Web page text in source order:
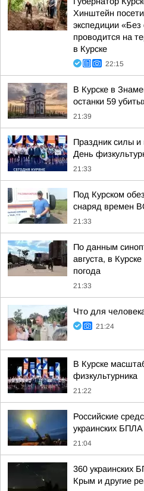
Хинштейн
экспедиции «Без
проводится на
в Курске
22:15
В Курске в
останки 59
21:39
Праздник силы и
День
21:33
Под Курском
снаряд времен
21:33
По данным
августа, в
погода
21:33
Что для
21:24
В Курске
физкультурника
21:22
Российские
украинских БПЛА
21:04
360 украинских
Крым и другие